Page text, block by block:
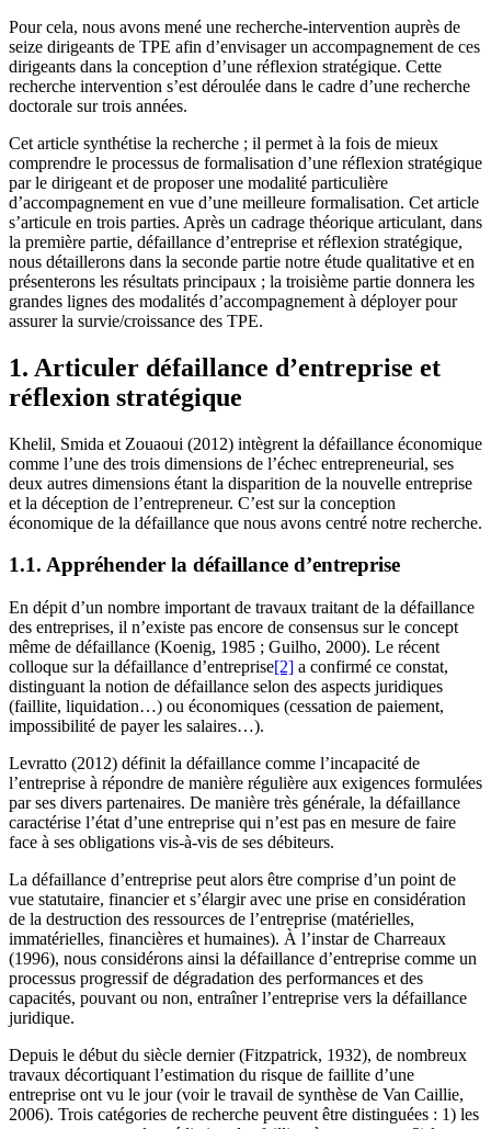
Pour cela, nous avons mené une recherche-intervention auprès de
seize dirigeants de TPE afin d’envisager un accompagnement de ces
dirigeants dans la conception d’une réflexion stratégique. Cette
recherche intervention s’est déroulée dans le cadre d’une recherche
doctorale sur trois années.
Cet article synthétise la recherche ; il permet à la fois de mieux
comprendre le processus de formalisation d’une réflexion stratégique
par le dirigeant et de proposer une modalité particulière
d’accompagnement en vue d’une meilleure formalisation. Cet article
s’articule en trois parties. Après un cadrage théorique articulant, dans
la première partie, défaillance d’entreprise et réflexion stratégique,
nous détaillerons dans la seconde partie notre étude qualitative et en
présenterons les résultats principaux ; la troisième partie donnera les
grandes lignes des modalités d’accompagnement à déployer pour
assurer la survie/croissance des TPE.
1. Articuler défaillance d’entreprise et
réflexion stratégique
Khelil, Smida et Zouaoui (2012) intègrent la défaillance économique
comme l’une des trois dimensions de l’échec entrepreneurial, ses
deux autres dimensions étant la disparition de la nouvelle entreprise
et la déception de l’entrepreneur. C’est sur la conception
économique de la défaillance que nous avons centré notre recherche.
1.1. Appréhender la défaillance d’entreprise
En dépit d’un nombre important de travaux traitant de la défaillance
des entreprises, il n’existe pas encore de consensus sur le concept
même de défaillance (Koenig, 1985 ; Guilho, 2000). Le récent
colloque sur la défaillance d’entreprise[2] a confirmé ce constat,
distinguant la notion de défaillance selon des aspects juridiques
(faillite, liquidation…) ou économiques (cessation de paiement,
impossibilité de payer les salaires…).
Levratto (2012) définit la défaillance comme l’incapacité de
l’entreprise à répondre de manière régulière aux exigences formulées
par ses divers partenaires. De manière très générale, la défaillance
caractérise l’état d’une entreprise qui n’est pas en mesure de faire
face à ses obligations vis-à-vis de ses débiteurs.
La défaillance d’entreprise peut alors être comprise d’un point de
vue statutaire, financier et s’élargir avec une prise en considération
de la destruction des ressources de l’entreprise (matérielles,
immatérielles, financières et humaines). À l’instar de Charreaux
(1996), nous considérons ainsi la défaillance d’entreprise comme un
processus progressif de dégradation des performances et des
capacités, pouvant ou non, entraîner l’entreprise vers la défaillance
juridique.
Depuis le début du siècle dernier (Fitzpatrick, 1932), de nombreux
travaux décortiquant l’estimation du risque de faillite d’une
entreprise ont vu le jour (voir le travail de synthèse de Van Caillie,
2006). Trois catégories de recherche peuvent être distinguées : 1) les